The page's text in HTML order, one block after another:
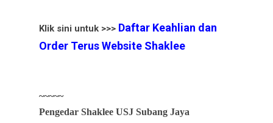
Klik sini untuk >>> Daftar Keahlian dan
Order Terus Website Shaklee
~~~~~
Pengedar Shaklee USJ Subang Jaya